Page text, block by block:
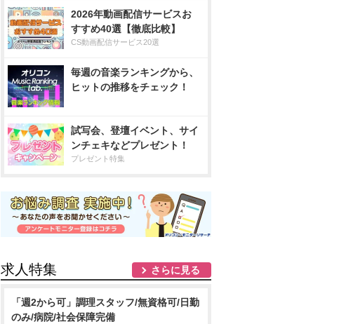
2026年動画配信サービスお
すすめ40選【徹底比較】
CS動画配信サービス20選
毎週の音楽ランキングから、
ヒットの推移をチェック！
試写会、登壇イベント、サイ
ンチェキなどプレゼント！
プレゼント特集
求人特集 さらに見る
「週2から可」調理スタッフ/無資格可/日勤
のみ/病院/社会保障完備